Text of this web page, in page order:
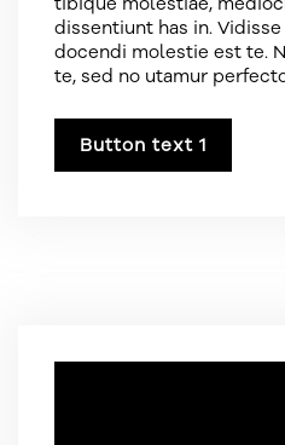
dissentiunt has in.
docendi molestie est te.
te, sed no utamur
Button text 1